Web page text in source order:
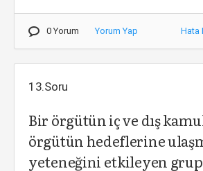
0 Yorum Yorum Yap Hata
13.Soru
Bir örgütün iç ve dış
örgütün hedeflerine
yeteneğini etkileyen